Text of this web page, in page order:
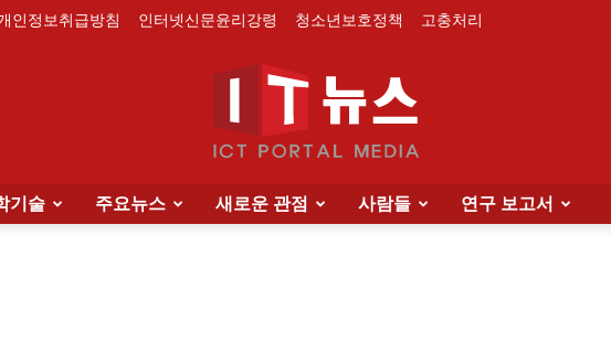
인정보취급방침 인터넷신문윤리강령 청소년보호정책 고충처리
기술 주요뉴스 새로운 관점 사람들 연구 보고서